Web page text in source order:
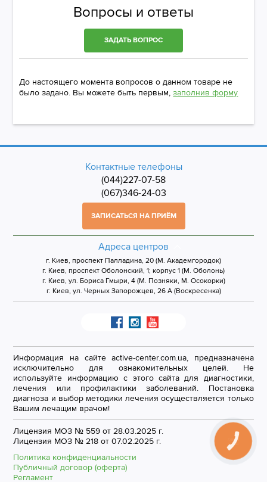
Вопросы и ответы
ЗАДАТЬ ВОПРОС
До настоящего момента вопросов о данном товаре не
было задано. Вы можете быть первым,заполнив форму
Контактные телефоны
(044)227-07-58
(067)346-24-03
ЗАПИСАТЬСЯ НА ПРИЁМ
Адреса центров
г. Киев, проспект Палладина, 20 (М. Академгородок)
г. Киев, проспект Оболонский, 1; корпус 1 (М. Оболонь)
г. Киев, ул. Бориса Гмыри, 4 (М. Позняки, М. Осокорки)
г. Киев, ул. Черных Запорожцев, 26 А (Воскресенка)
Лицензия МОЗ № 559 от 28.03.2025 г.
Лицензия МОЗ № 218 от 07.02.2025 г.
Политика конфиденциальности
Публичный договор (оферта)
Регламент
Информация на сайте active-center.com.ua, предназначена
исключительно для ознакомительных целей. Не
используйте информацию с этого сайта для диагностики,
лечения или профилактики заболеваний. Постановка
диагноза и выбор методики лечения осуществляется только
Вашим лечащим врачом!